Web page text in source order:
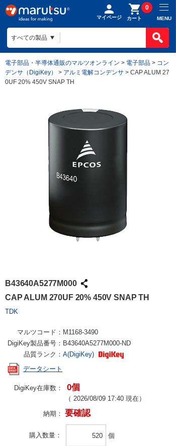
マイページ カート
0
MENU
電子部品・半導体通販のマルツオンライン > 電子部品 > コン
デンサ（DigiKey）
> アルミ電解コンデンサ > CAP ALUM 27
0UF 20% 450V SNAP TH
B43640A5277M000
CAP ALUM 270UF 20% 450V SNAP TH
TDK
マルツコード： M1168-3490
DigiKey製品番号： B43640A5277M000-ND
品質ランク： A(DigiKey)
データシート
DigiKey在庫数： 0個
（ 2026/08/09 17:40 現在）
納期： 要確認
購入数量 個